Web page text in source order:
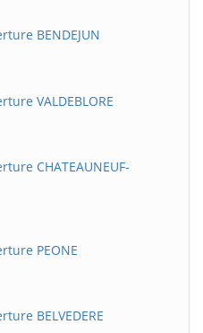
BENDEJUN
VALDEBLORE
CHATEAUNEUF-
PEONE
BELVEDERE